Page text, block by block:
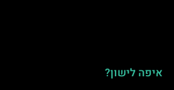
איפה לישון?